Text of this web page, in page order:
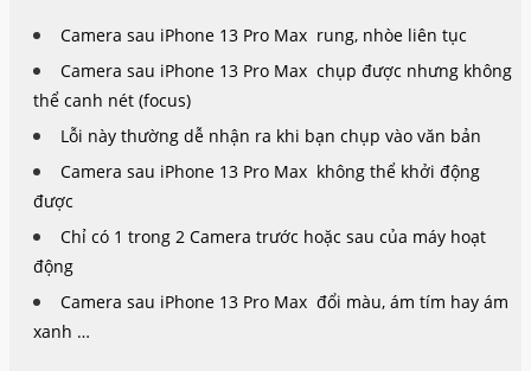
Camera sau iPhone 13 Pro Max rung, nhòe liên tục
Camera sau iPhone 13 Pro Max chụp được nhưng không
thể canh nét (focus)
Lỗi này thường dễ nhận ra khi bạn chụp vào văn bản
Camera sau iPhone 13 Pro Max không thể khởi động
được
Chỉ có 1 trong 2 Camera trước hoặc sau của máy hoạt
động
Camera sau iPhone 13 Pro Max đổi màu, ám tím hay ám
xanh …